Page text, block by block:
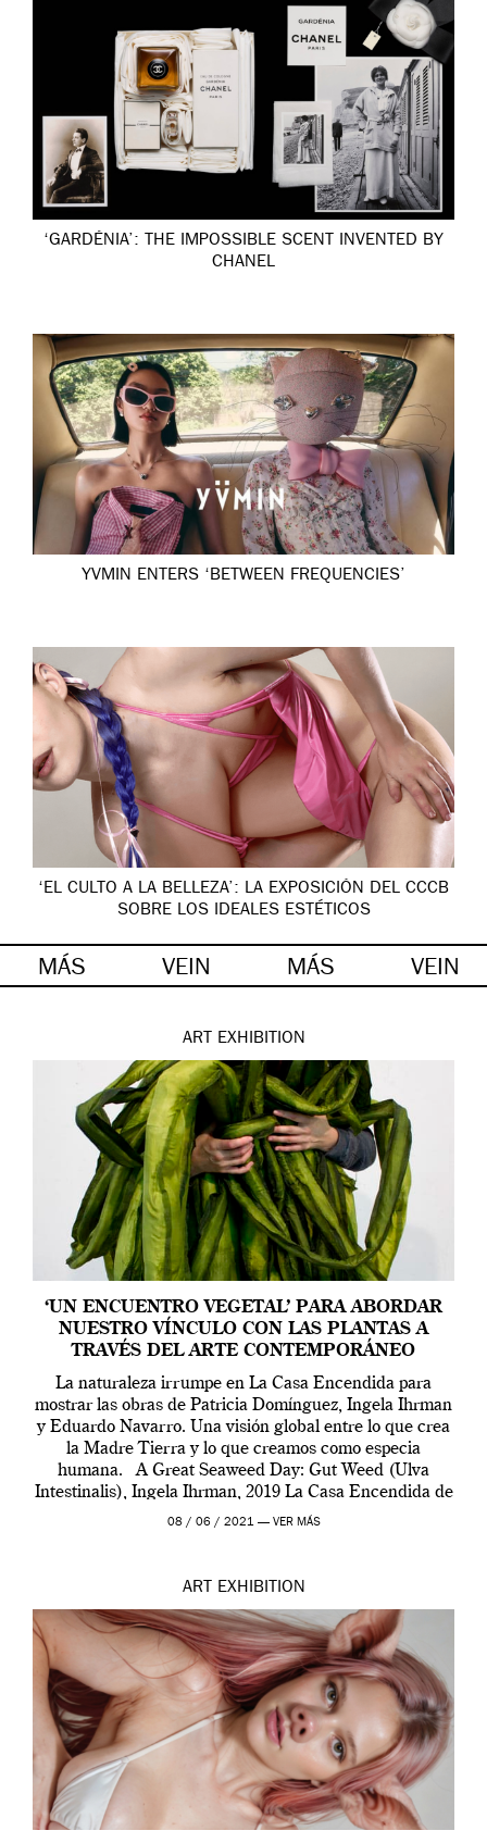
‘GARDÉNIA’: THE IMPOSSIBLE SCENT INVENTED BY
CHANEL
YVMIN ENTERS ‘BETWEEN FREQUENCIES’
‘EL CULTO A LA BELLEZA’: LA EXPOSICIÓN DEL CCCB
SOBRE LOS IDEALES ESTÉTICOS
MÁS VEIN MÁS VEIN
ART EXHIBITION
‘UN ENCUENTRO VEGETAL’ PARA ABORDAR
NUESTRO VÍNCULO CON LAS PLANTAS A
TRAVÉS DEL ARTE CONTEMPORÁNEO
La naturaleza irrumpe en La Casa Encendida para
mostrar las obras de Patricia Domínguez, Ingela Ihrman
y Eduardo Navarro. Una visión global entre lo que crea
la Madre Tierra y lo que creamos como especia
humana. A Great Seaweed Day: Gut Weed (Ulva
Intestinalis), Ingela Ihrman, 2019 La Casa Encendida de
Madrid y la Wellcome […]
08 / 06 / 2021 — VER MÁS
ART EXHIBITION